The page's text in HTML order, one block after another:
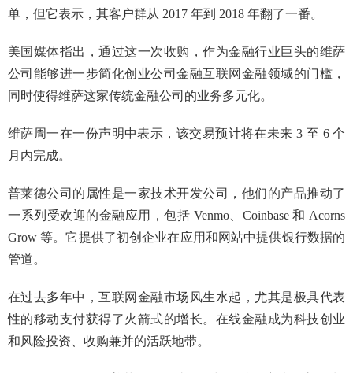
单，但它表示，其客户群从 2017 年到 2018 年翻了一番。
美国媒体指出，通过这一次收购，作为金融行业巨头的维萨
公司能够进一步简化创业公司金融互联网金融领域的门槛，
同时使得维萨这家传统金融公司的业务多元化。
维萨周一在一份声明中表示，该交易预计将在未来 3 至 6 个
月内完成。
普莱德公司的属性是一家技术开发公司，他们的产品推动了
一系列受欢迎的金融应用，包括 Venmo、Coinbase 和 Acorns
Grow 等。它提供了初创企业在应用和网站中提供银行数据的
管道。
在过去多年中，互联网金融市场风生水起，尤其是极具代表
性的移动支付获得了火箭式的增长。在线金融成为科技创业
和风险投资、收购兼并的活跃地带。